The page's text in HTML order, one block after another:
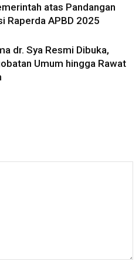
atas Pandangan
Raperda APBD 2025
dr. Sya Resmi Dibuka,
Umum hingga Rawat